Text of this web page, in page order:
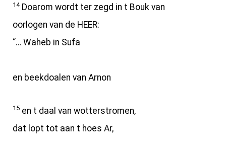
14Doarom wordt ter zegd in t Bouk van
oorlogen van de HEER:
“… Waheb in Sufa
en beekdoalen van Arnon
15 en t daal van wotterstromen,
dat lopt tot aan t hoes Ar,